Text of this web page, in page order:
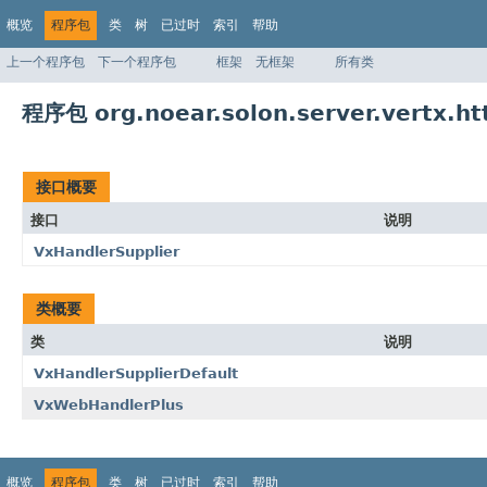
概览 程序包 类 树 已过时 索引 帮助
上一个程序包 下一个程序包 框架 无框架 所有类
程序包
接口概要
接口
说明
VxHandlerSupplier
类概要
类
说明
VxHandlerSupplierDefault
VxWebHandlerPlus
概览 程序包 类 树 已过时 索引 帮助